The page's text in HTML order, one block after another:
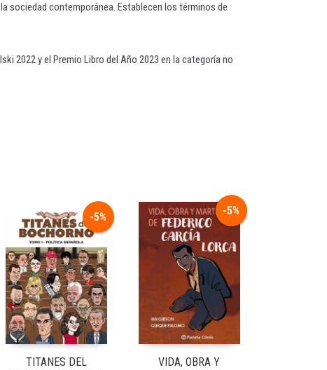
sociedad contemporánea. Establecen los términos de
2022 y el Premio Libro del Año 2023 en la categoría no
-5%
TITANES DEL
-5%
VIDA, OBRA Y